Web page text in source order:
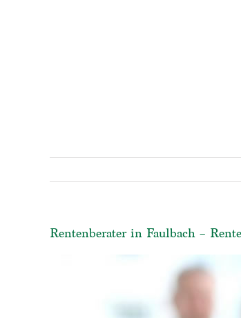
Rentenberater in Faulbach –